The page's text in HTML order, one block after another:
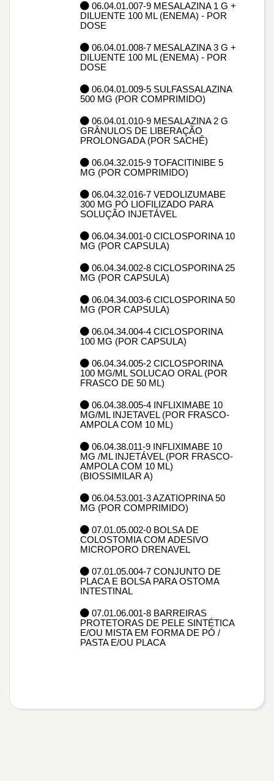
06.04.01.007-9 MESALAZINA 1 G +
DILUENTE 100 ML (ENEMA) - POR
DOSE
06.04.01.008-7 MESALAZINA 3 G +
DILUENTE 100 ML (ENEMA) - POR
DOSE
06.04.01.009-5 SULFASSALAZINA
500 MG (POR COMPRIMIDO)
06.04.01.010-9 MESALAZINA 2 G
GRÂNULOS DE LIBERAÇÃO
PROLONGADA (POR SACHÊ)
06.04.32.015-9 TOFACITINIBE 5
MG (POR COMPRIMIDO)
06.04.32.016-7 VEDOLIZUMABE
300 MG PÓ LIOFILIZADO PARA
SOLUÇÃO INJETÁVEL
06.04.34.001-0 CICLOSPORINA 10
MG (POR CAPSULA)
06.04.34.002-8 CICLOSPORINA 25
MG (POR CAPSULA)
06.04.34.003-6 CICLOSPORINA 50
MG (POR CAPSULA)
06.04.34.004-4 CICLOSPORINA
100 MG (POR CAPSULA)
06.04.34.005-2 CICLOSPORINA
100 MG/ML SOLUCAO ORAL (POR
FRASCO DE 50 ML)
06.04.38.005-4 INFLIXIMABE 10
MG/ML INJETAVEL (POR FRASCO-
AMPOLA COM 10 ML)
06.04.38.011-9 INFLIXIMABE 10
MG /ML INJETÁVEL (POR FRASCO-
AMPOLA COM 10 ML)
(BIOSSIMILAR A)
06.04.53.001-3 AZATIOPRINA 50
MG (POR COMPRIMIDO)
07.01.05.002-0 BOLSA DE
COLOSTOMIA COM ADESIVO
MICROPORO DRENAVEL
07.01.05.004-7 CONJUNTO DE
PLACA E BOLSA PARA OSTOMA
INTESTINAL
07.01.06.001-8 BARREIRAS
PROTETORAS DE PELE SINTÉTICA
E/OU MISTA EM FORMA DE PÓ /
PASTA E/OU PLACA